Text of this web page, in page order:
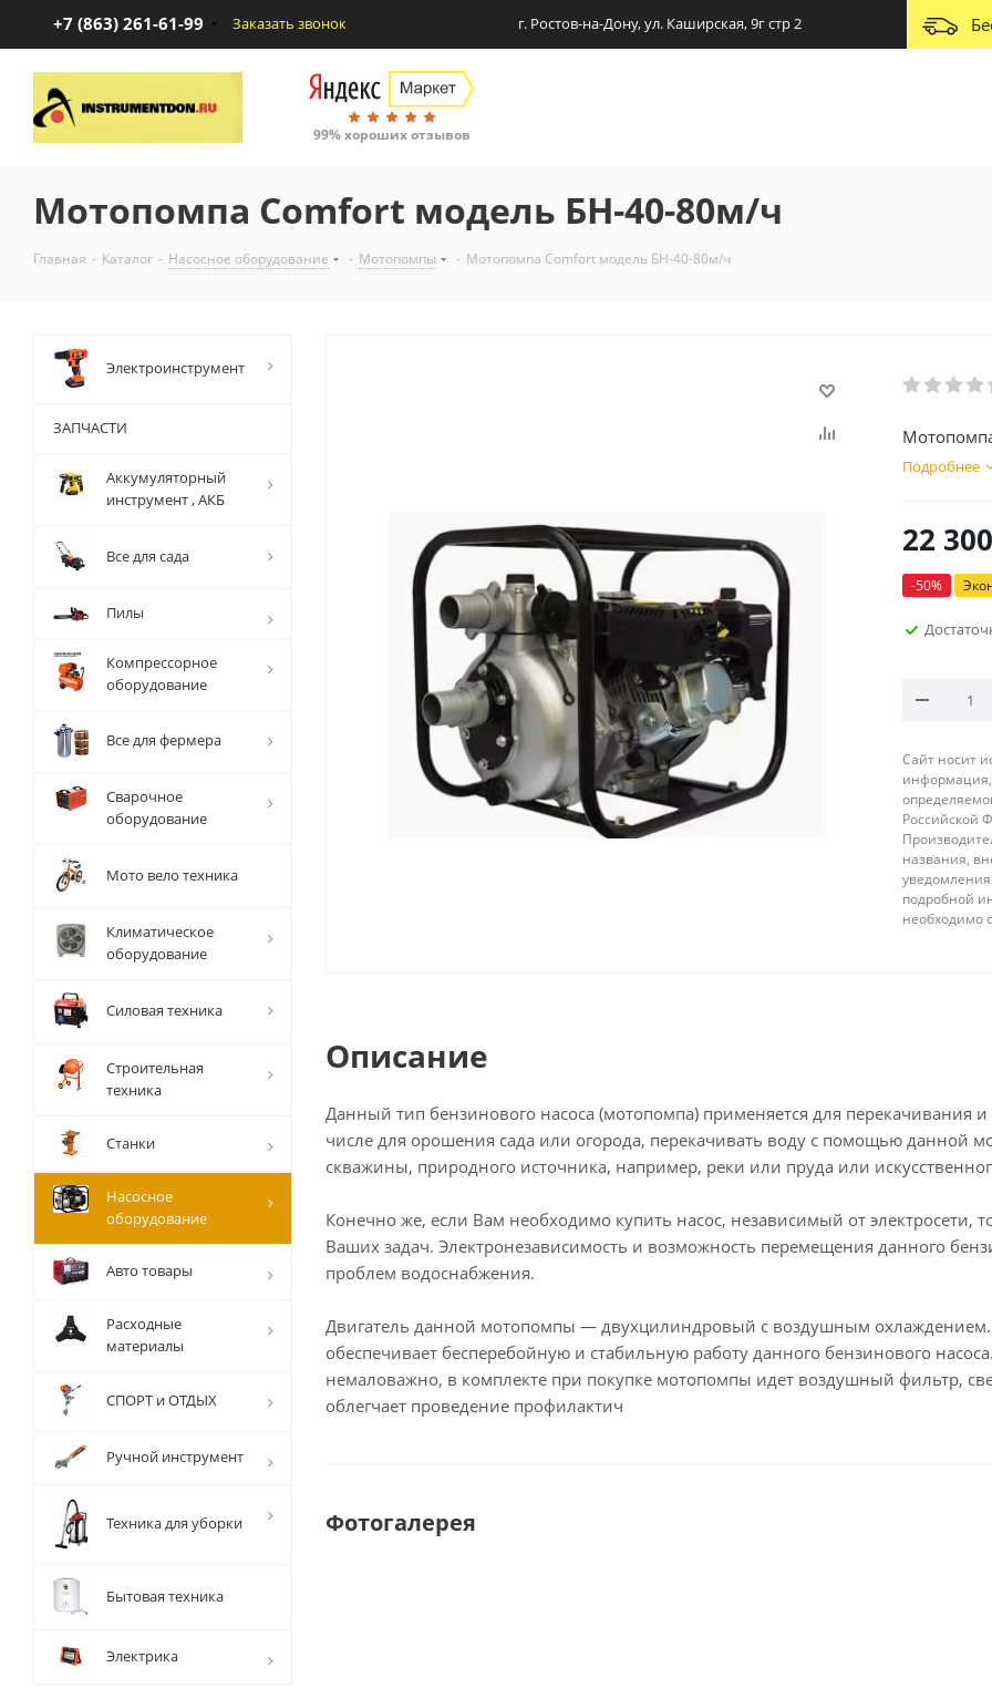
+7 (863) 261-61-99 Заказать звонок г. Ростов-на-Дону, ул. Каширская, 9г стр 2
99% хороших отзывов
Мотопомпа Comfort модель БН-40-80м/ч
Главная - Каталог - Насосное оборудование - Мотопомпы - Мотопомпа Comfort модель БН-40-80м/ч
Подробнее
22 300
-50%
Сайт носит
информация,
Российской
названия,
подробной
необходимо
Описание
Данный тип бензинового насоса (мотопомпа) применяется для перекачивания
числе для орошения сада или огорода, перекачивать воду с помощью данной
скважины, природного источника, например, реки или пруда или
Конечно же, если Вам необходимо купить насос, независимый от
Ваших задач. Электронезависимость и возможность перемещения данного
проблем водоснабжения.
Двигатель данной мотопомпы — двухцилиндровый с воздушным
обеспечивает бесперебойную и стабильную работу данного бензинового
немаловажно, в комплекте при покупке мотопомпы идет воздушный фильтр,
облегчает проведение профилактич
Фотогалерея
Электроинструмент
ЗАПЧАСТИ
Аккумуляторный
инструмент , АКБ
Все для сада
Пилы
Компрессорное
оборудование
Все для фермера
Сварочное
оборудование
Мото вело техника
Климатическое
оборудование
Силовая техника
Строительная
техника
Станки
Насосное
оборудование
Авто товары
Расходные
материалы
СПОРТ и ОТДЫХ
Ручной инструмент
Техника для уборки
Бытовая техника
Электрика